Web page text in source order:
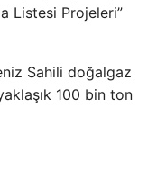
Listesi Projeleri”
Sahili doğalgaz
100 bin ton